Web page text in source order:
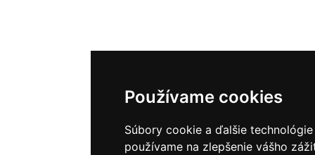
Používame cookies
Súbory cookie a ďalšie
používame na zlepšenie vášho